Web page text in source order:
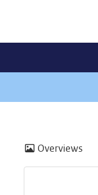
Overviews